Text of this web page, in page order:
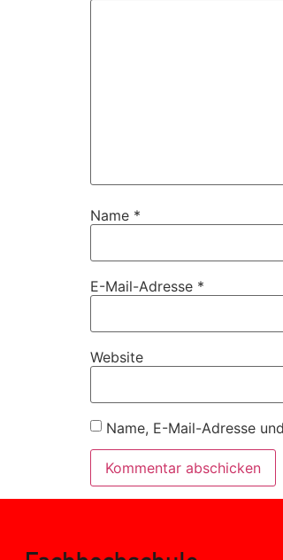
Name *
E-Mail-Adresse *
Website
Name, E-Mail-Adresse